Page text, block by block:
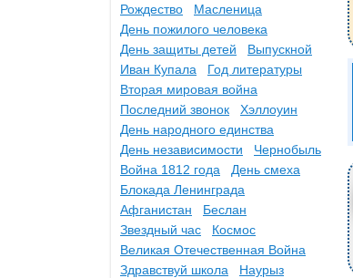
Рождество
Масленица
День пожилого человека
День защиты детей
Выпускной
Иван Купала
Год литературы
Вторая мировая война
Последний звонок
Хэллоуин
День народного единства
День независимости
Чернобыль
Война 1812 года
День смеха
Блокада Ленинграда
Афганистан
Беслан
Звездный час
Космос
Великая Отечественная Война
Здравствуй школа
Наурыз